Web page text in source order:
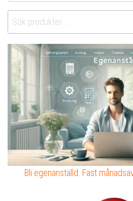
Sök
efter:
Bli egenanställd. Fast